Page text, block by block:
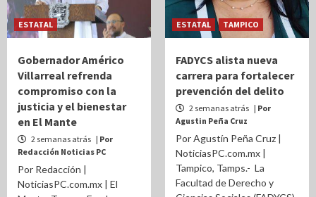
ESTATAL
Gobernador Américo
Villarreal refrenda
compromiso con la
justicia y el bienestar
en El Mante
2 semanas atrás | Por
Redacción Noticias PC
Por Redacción |
NoticiasPC.com.mx | El
ESTATAL TAMPICO
FADYCS alista nueva
carrera para fortalecer
prevención del delito
2 semanas atrás | Por
Agustin Peña Cruz
Por Agustín Peña Cruz |
NoticiasPC.com.mx |
Tampico, Tamps.- La
Facultad de Derecho y